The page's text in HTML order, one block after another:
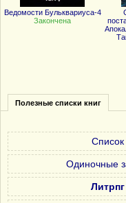
Ведомости Бульквариуса-4
Закончена
Полезные списки книг
Список
Одиночные